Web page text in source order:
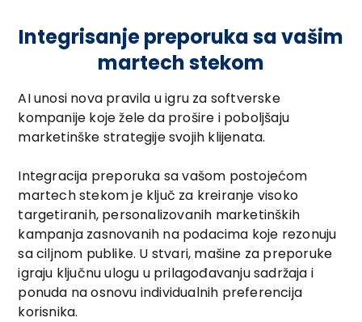
Integrisanje preporuka sa vašim
martech stekom
AI unosi nova pravila u igru za softverske
kompanije koje žele da prošire i poboljšaju
marketinške strategije svojih klijenata.
Integracija preporuka sa vašom postojećom
martech stekom je ključ za kreiranje visoko
targetiranih, personalizovanih marketinških
kampanja zasnovanih na podacima koje rezonuju
sa ciljnom publike. U stvari, mašine za preporuke
igraju ključnu ulogu u prilagođavanju sadržaja i
ponuda na osnovu individualnih preferencija
korisnika.